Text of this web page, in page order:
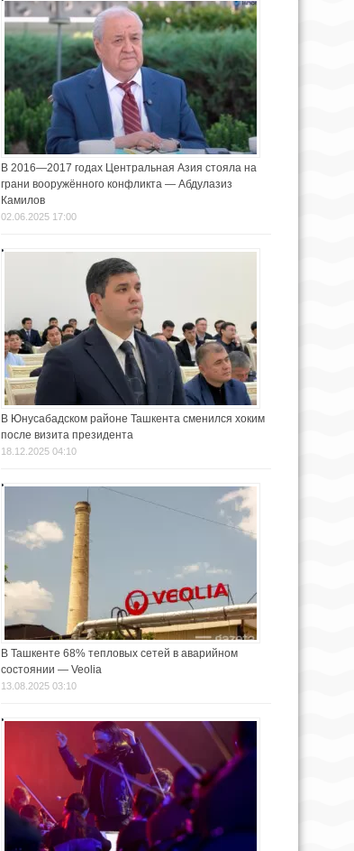
В 2016—2017 годах Центральная Азия стояла на
грани вооружённого конфликта — Абдулазиз
Камилов
02.06.2025 17:00
В Юнусабадском районе Ташкента сменился хоким
после визита президента
18.12.2025 04:10
В Ташкенте 68% тепловых сетей в аварийном
состоянии — Veolia
13.08.2025 03:10